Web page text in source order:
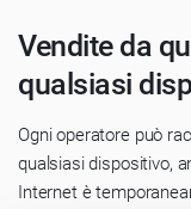
Vendite da
qualsiasi
Ogni operatore può
qualsiasi dispositivo,
Internet è